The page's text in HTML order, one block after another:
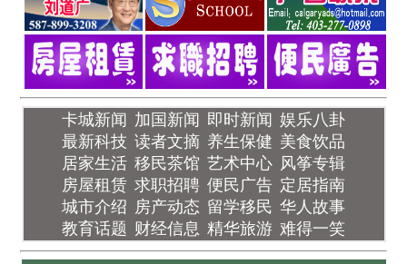
卡城新闻 加国新闻 即时新闻 娱乐八卦
最新科技 读者文摘 养生保健 美食饮品
居家生活 移民茶馆 艺术中心 风筝专辑
房屋租赁 求职招聘 便民广告 定居指南
城市介绍 房产动态 留学移民 华人故事
教育话题 财经信息 精华旅游 难得一笑